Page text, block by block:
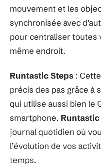
mouvement et les
synchronisée avec
pour centraliser toutes
même endroit.
Runtastic Steps :
précis des pas grâce à
qui utilise aussi bien le
smartphone. Runtastic
journal quotidien où
l’évolution de vos
temps.